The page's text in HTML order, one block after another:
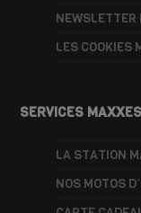
NEWSLETTER
LES COOKIES
SERVICES
LA STATION
NOS MOTOS